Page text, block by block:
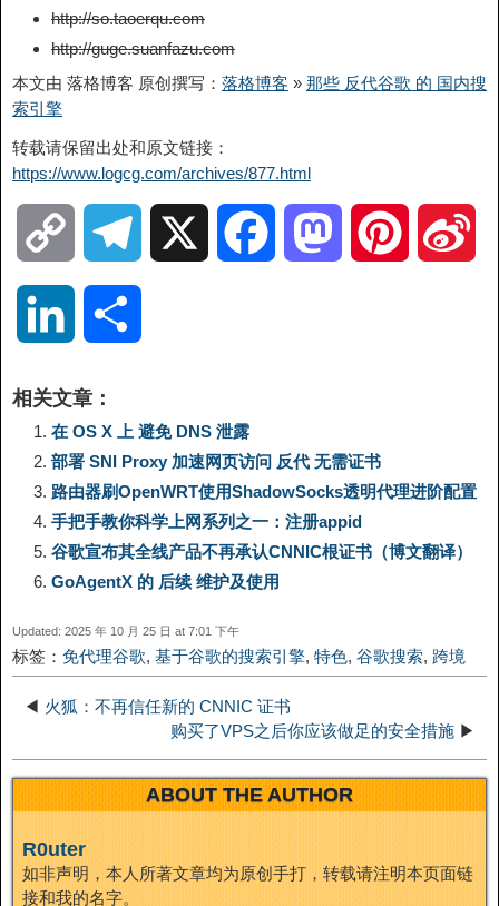
http://so.taoerqu.com
http://guge.suanfazu.com
本文由 落格博客 原创撰写： 落格博客 » 那些 反代谷歌 的 国内搜
索引擎
转载请保留出处和原文链接：
https://www.logcg.com/archives/877.html
o
y
L
i
n
k
g
r
a
m
b
o
o
o
d
n
k
e
I
n
相关文章：
在 OS X 上 避免 DNS 泄露
部署 SNI Proxy 加速网页访问 反代 无需证书
路由器刷OpenWRT使用ShadowSocks透明代理进阶配置
手把手教你科学上网系列之一：注册appid
谷歌宣布其全线产品不再承认CNNIC根证书（博文翻译）
GoAgentX 的 后续 维护及使用
Updated: 2025 年 10 月 25 日 at 7:01 下午
标签： 免代理谷歌, 基于谷歌的搜索引擎, 特色, 谷歌搜索, 跨境
◀ 火狐：不再信任新的 CNNIC 证书
购买了VPS之后你应该做足的安全措施 ▶
ABOUT THE AUTHOR
R0uter
如非声明，本人所著文章均为原创手打，转载请注明本页面链
接和我的名字。